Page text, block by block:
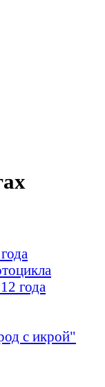
года
с икрой"